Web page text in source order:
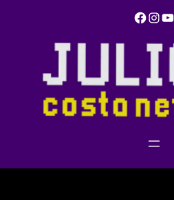
Facebook Instagram YouTube